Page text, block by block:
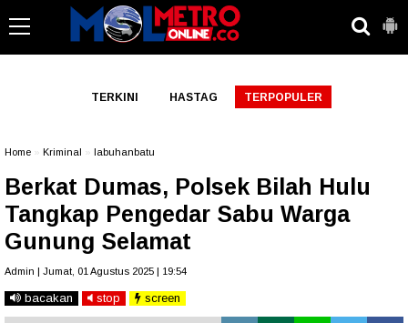
TERKINI HASTAG TERPOPULER
Home Kriminal labuhanbatu
Berkat Dumas, Polsek Bilah Hulu
Tangkap Pengedar Sabu Warga
Gunung Selamat
Admin | Jumat, 01 Agustus 2025 | 19:54
bacakan stop screen